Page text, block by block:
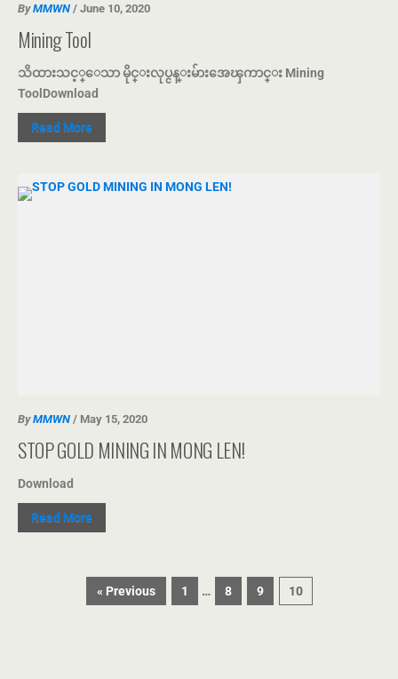
ByMMWN / June 10, 2020
Mining Tool
သိထားသင့္ေသာ မိုင္းလုပ္ငန္းမ်ားအေၾကာင္း Mining
ToolDownload
Read More
ByMMWN / May 15, 2020
STOP GOLD MINING IN MONG LEN!
Download
Read More
« Previous 1 … 8 9 10